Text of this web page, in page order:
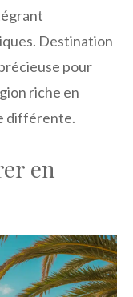
Destination
pour
riche en
différente.
en